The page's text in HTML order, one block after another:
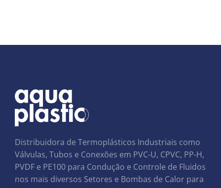
Distribuidora de Termoplásticos Industriais como
Válvulas, Tubos e Conexões em PVC-U, CPVC, PP-H,
PVDF e PE100 para Condução e Controle de Fluidos
nos mais diversos Setores e Bombas de Calor para